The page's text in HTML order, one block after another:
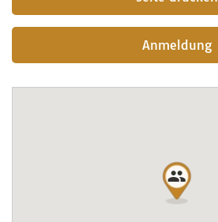
Anmeldung